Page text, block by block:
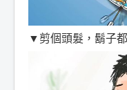
▼剪個頭髮，鬍子